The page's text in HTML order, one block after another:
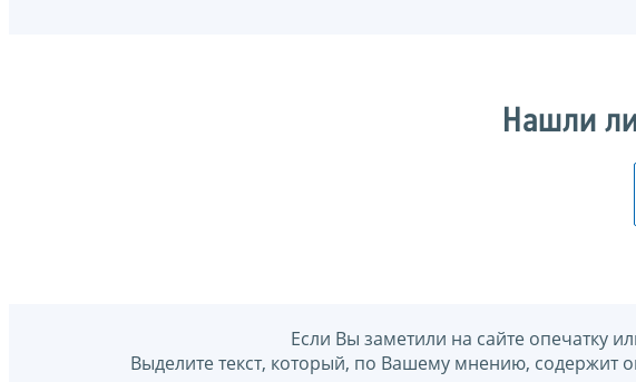
Нашли
Если Вы заметили на сайте опечатку
Выделите текст, который, по Вашему мнению,